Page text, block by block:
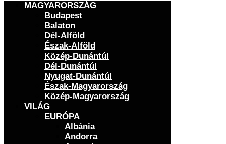
MAGYARORSZÁG
Budapest
Balaton
Dél-Alföld
Észak-Alföld
Közép-Dunántúl
Dél-Dunántúl
Nyugat-Dunántúl
Észak-Magyarország
Közép-Magyarország
VILÁG
EURÓPA
Albánia
Andorra